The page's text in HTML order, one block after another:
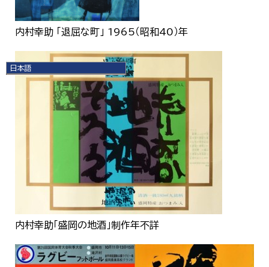
日本語
日本語
内村幸助 「退屈な町」 1965（昭和40）年
内村幸助「盛岡の地酒」制作年不詳